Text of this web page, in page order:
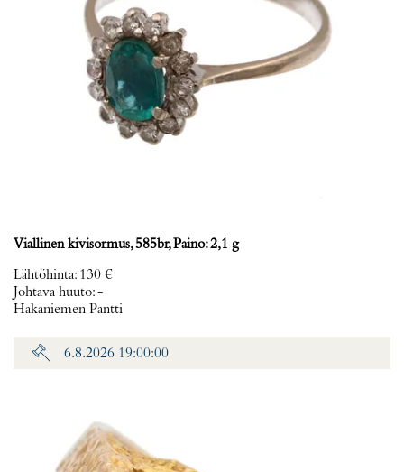
Viallinen kivisormus, 585br, Paino: 2,1 g
Lähtöhinta: 130 €
Johtava huuto:-
Hakaniemen Pantti
6.8.2026 19:00:00